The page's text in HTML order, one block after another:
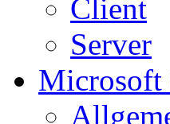
Client
Server
Microsoft